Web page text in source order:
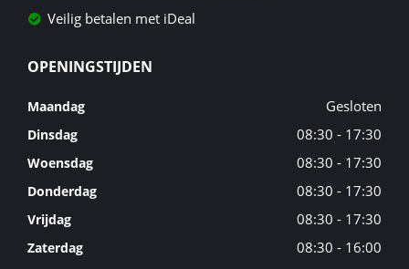
Veilig betalen met iDeal
OPENINGSTIJDEN
Maandag Gesloten
Dinsdag 08:30 - 17:30
Woensdag 08:30 - 17:30
Donderdag 08:30 - 17:30
Vrijdag 08:30 - 17:30
Zaterdag 08:30 - 16:00